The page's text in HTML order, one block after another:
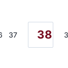
37 38